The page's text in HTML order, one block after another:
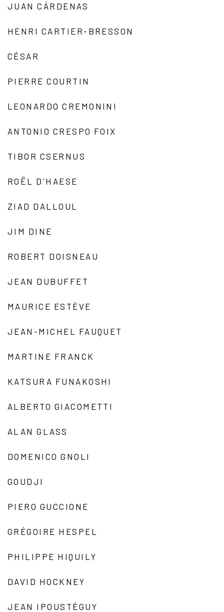
JUAN CÁRDENAS
HENRI CARTIER-BRESSON
CÉSAR
PIERRE COURTIN
LEONARDO CREMONINI
ANTONIO CRESPO FOIX
TIBOR CSERNUS
ROËL D'HAESE
ZIAD DALLOUL
JIM DINE
ROBERT DOISNEAU
JEAN DUBUFFET
MAURICE ESTÈVE
JEAN-MICHEL FAUQUET
MARTINE FRANCK
KATSURA FUNAKOSHI
ALBERTO GIACOMETTI
ALAN GLASS
DOMENICO GNOLI
GOUDJI
PIERO GUCCIONE
GRÉGOIRE HESPEL
PHILIPPE HIQUILY
DAVID HOCKNEY
JEAN IPOUSTÉGUY